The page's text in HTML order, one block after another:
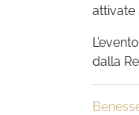
attivate
dalla